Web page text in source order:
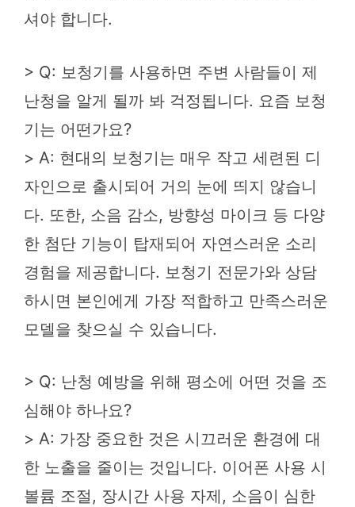
셔야 합니다.
> Q: 보청기를 사용하면 주변 사람들이 제
난청을 알게 될까 봐 걱정됩니다. 요즘 보청
기는 어떤가요?
> A: 현대의 보청기는 매우 작고 세련된 디
자인으로 출시되어 거의 눈에 띄지 않습니
다. 또한, 소음 감소, 방향성 마이크 등 다양
한 첨단 기능이 탑재되어 자연스러운 소리
경험을 제공합니다. 보청기 전문가와 상담
하시면 본인에게 가장 적합하고 만족스러운
모델을 찾으실 수 있습니다.
> Q: 난청 예방을 위해 평소에 어떤 것을 조
심해야 하나요?
> A: 가장 중요한 것은 시끄러운 환경에 대
한 노출을 줄이는 것입니다. 이어폰 사용 시
볼륨 조절, 장시간 사용 자제, 소음이 심한